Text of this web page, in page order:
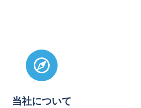
当社について